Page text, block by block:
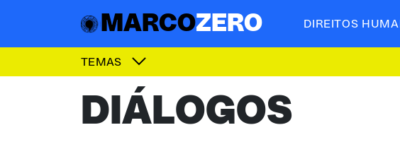
MARCOZERO DIREITOS
TEMAS
DIÁLOGOS